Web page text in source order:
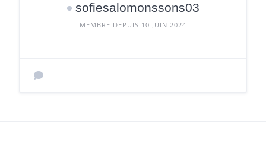
sofiesalomonssons03
MEMBRE DEPUIS 10 JUIN 2024